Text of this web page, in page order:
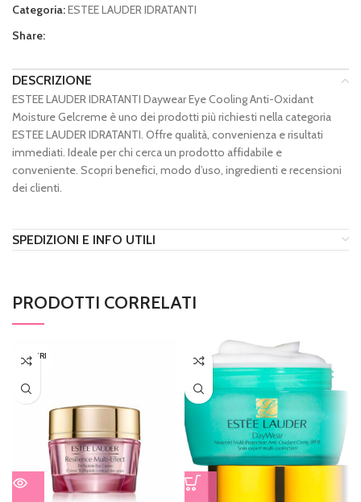
Categoria:ESTEE LAUDER IDRATANTI
Share:
DESCRIZIONE
ESTEE LAUDER IDRATANTI Daywear Eye Cooling Anti-Oxidant
Moisture Gelcreme è uno dei prodotti più richiesti nella categoria
ESTEE LAUDER IDRATANTI. Offre qualità, convenienza e risultati
immediati. Ideale per chi cerca un prodotto affidabile e
conveniente. Scopri benefici, modo d’uso, ingredienti e recensioni
dei clienti.
SPEDIZIONI E INFO UTILI
PRODOTTI CORRELATI
ESAURI
TO